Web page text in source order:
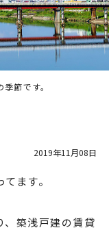
節です。
2019年11月08日
ます。
、築浅戸建の賃貸